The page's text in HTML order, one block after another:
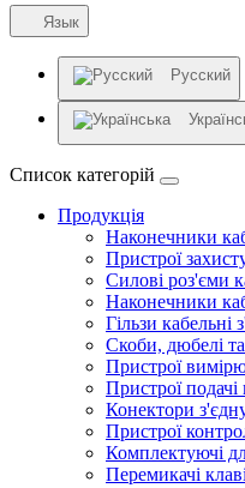
Язык
Русский
Список категорій
Продукція
Наконечники
Пристрої
Силові роз'єми
Наконечники
Гільзи кабельні
Скоби, дюбелі
Пристрої
Пристрої
Конектори
Пристрої
Комплектуючі
Перемикачі